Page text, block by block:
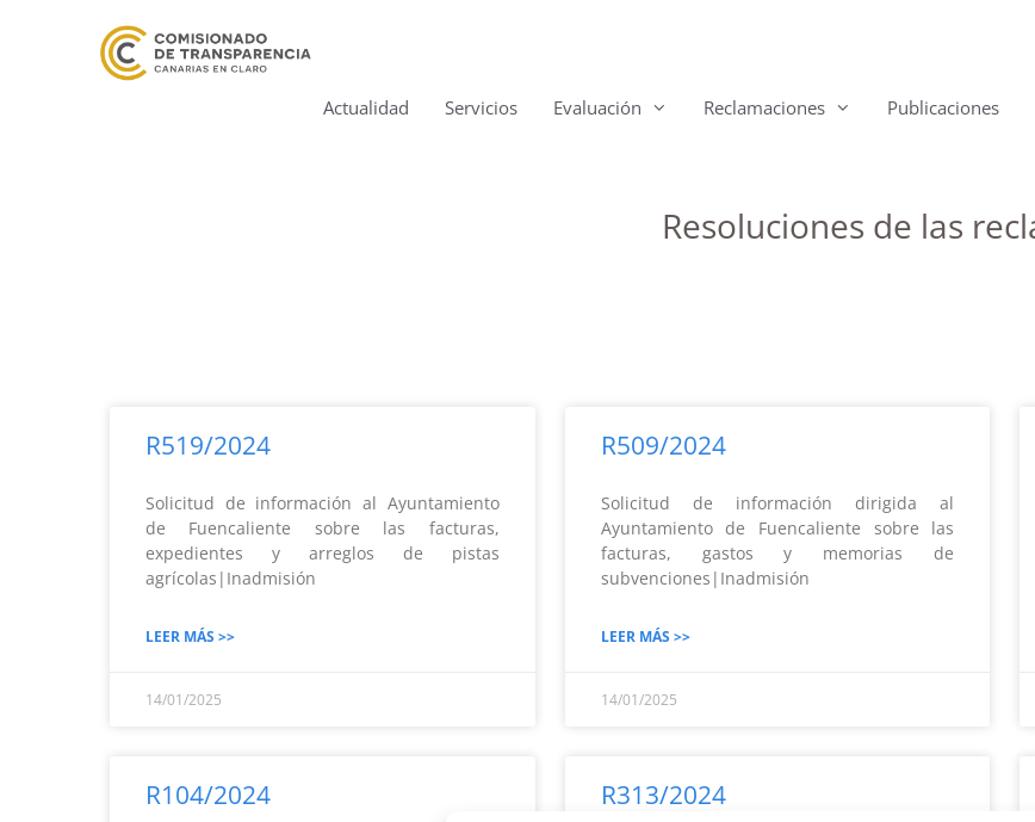
Actualidad Servicios Evaluación Reclamaciones Publicaciones
Resoluciones de las
R519/2024
Solicitud de información al Ayuntamiento
de Fuencaliente sobre las facturas,
expedientes y arreglos de pistas
agrícolas|Inadmisión
LEER MÁS >>
14/01/2025
R509/2024
Solicitud de información dirigida al
Ayuntamiento de Fuencaliente sobre las
facturas, gastos y memorias de
subvenciones|Inadmisión
LEER MÁS >>
14/01/2025
R104/2024 R313/2024